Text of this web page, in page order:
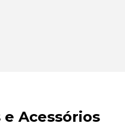
Acessórios